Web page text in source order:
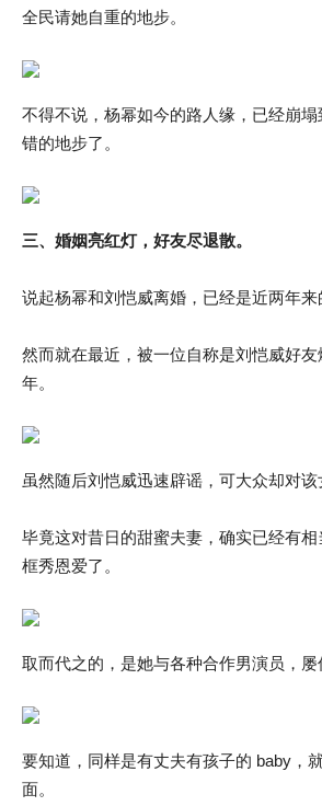
全民请她自重的地步。
不得不说，杨幂如今的路人缘，已经崩
错的地步了。
三、婚姻亮红灯，好友尽退散。
说起杨幂和刘恺威离婚，已经是近两年来
然而就在最近，被一位自称是刘恺威好
年。
虽然随后刘恺威迅速辟谣，可大众却对该
毕竟这对昔日的甜蜜夫妻，确实已经有
框秀恩爱了。
取而代之的，是她与各种合作男演员，屡
要知道，同样是有丈夫有孩子的 baby，
面。